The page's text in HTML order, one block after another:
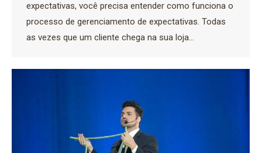
expectativas, você precisa entender como funciona o
processo de gerenciamento de expectativas. Todas
as vezes que um cliente chega na sua loja…